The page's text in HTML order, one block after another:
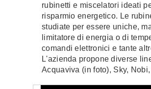
rubinetti e miscelatori ideati
risparmio energetico. Le
studiate per essere uniche,
limitatore di energia o di
comandi elettronici e tante
L'azienda propone diverse
Acquaviva (in foto), Sky,